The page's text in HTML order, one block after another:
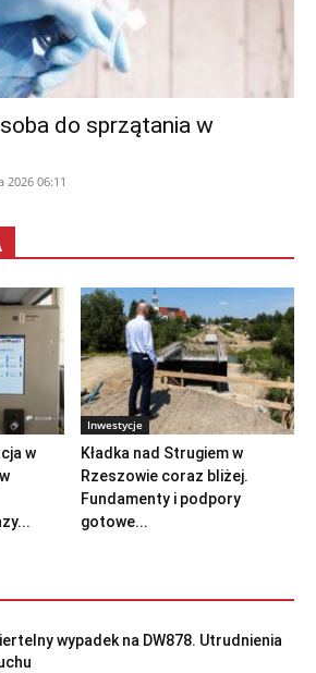
do sprzątania w
2026 06:11
w
Inwestycje
Kładka nad Strugiem w
Rzeszowie coraz bliżej.
Fundamenty i podpory
gotowe...
wypadek na DW878. Utrudnienia